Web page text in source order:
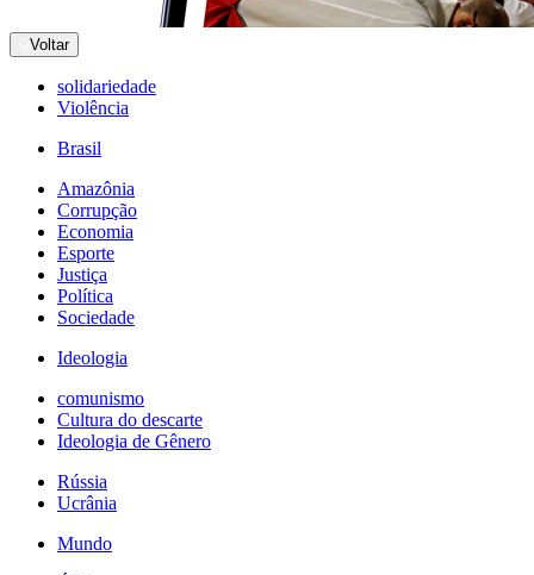
Voltar
solidariedade
Violência
Brasil
Amazônia
Corrupção
Economia
Esporte
Justiça
Política
Sociedade
Ideologia
comunismo
Cultura do descarte
Ideologia de Gênero
Rússia
Ucrânia
Mundo